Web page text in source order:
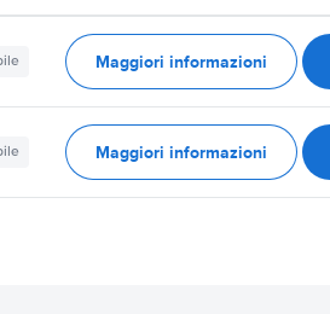
Maggiori informazioni
Maggiori informazioni